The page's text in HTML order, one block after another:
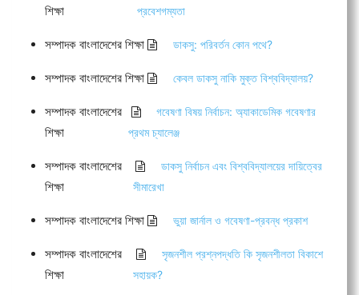
শিক্ষা প্রবেশগম্যতা
সম্পাদক বাংলাদেশের শিক্ষা ডাকসু: পরিবর্তন কোন পথে?
সম্পাদক বাংলাদেশের শিক্ষা কেবল ডাকসু নাকি মুক্ত বিশ্ববিদ্যালয়?
সম্পাদক বাংলাদেশের
শিক্ষা
গবেষণা বিষয় নির্বাচন: অ্যাকাডেমিক গবেষণার
প্রথম চ্যালেঞ্জ
সম্পাদক বাংলাদেশের
শিক্ষা
ডাকসু নির্বাচন এবং বিশ্ববিদ্যালয়ের দায়িত্বের
সীমারেখা
সম্পাদক বাংলাদেশের শিক্ষা ভুয়া জার্নাল ও গবেষণা-প্রবন্ধ প্রকাশ
সম্পাদক বাংলাদেশের
শিক্ষা
সৃজনশীল প্রশ্নপদ্ধতি কি সৃজনশীলতা বিকাশে
সহায়ক?